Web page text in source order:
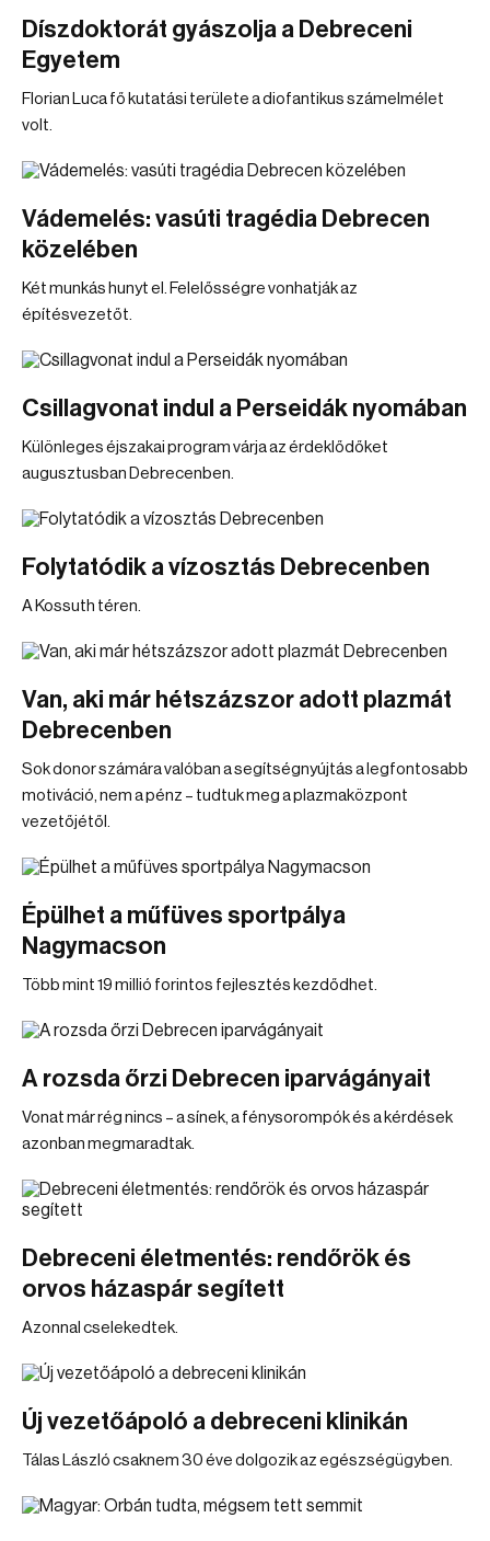
Díszdoktorát gyászolja a Debreceni
Egyetem
Florian Luca fő kutatási területe a diofantikus számelmélet
volt.
Vádemelés: vasúti tragédia Debrecen
közelében
Két munkás hunyt el. Felelősségre vonhatják az
építésvezetőt.
Csillagvonat indul a Perseidák nyomában
Különleges éjszakai program várja az érdeklődőket
augusztusban Debrecenben.
Folytatódik a vízosztás Debrecenben
A Kossuth téren.
Van, aki már hétszázszor adott plazmát
Debrecenben
Sok donor számára valóban a segítségnyújtás a legfontosabb
motiváció, nem a pénz – tudtuk meg a plazmaközpont
vezetőjétől.
Épülhet a műfüves sportpálya
Nagymacson
Több mint 19 millió forintos fejlesztés kezdődhet.
A rozsda őrzi Debrecen iparvágányait
Vonat már rég nincs – a sínek, a fénysorompók és a kérdések
azonban megmaradtak.
Debreceni életmentés: rendőrök és
orvos házaspár segített
Azonnal cselekedtek.
Új vezetőápoló a debreceni klinikán
Tálas László csaknem 30 éve dolgozik az egészségügyben.